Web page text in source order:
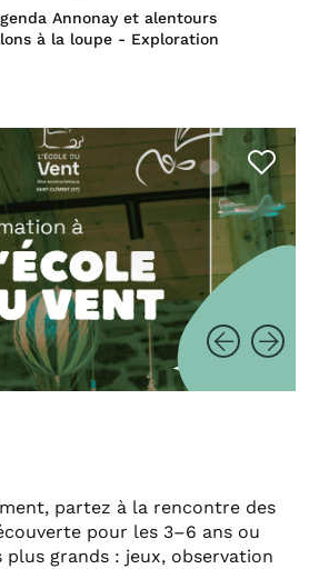
Annonay et alentours
à la loupe - Exploration
partez à la rencontre des
pour les 3–6 ans ou
grands : jeux, observation